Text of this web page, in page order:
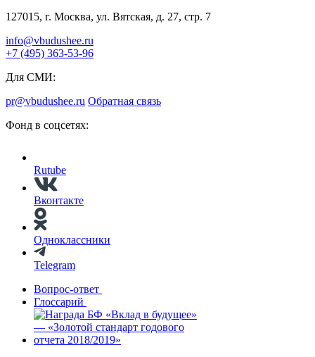
127015, г. Москва, ул. Вятская, д. 27, стр. 7
info@vbudushee.ru
+7 (495) 363-53-96
Для СМИ:
pr@vbudushee.ru Обратная связь
Фонд в соцсетях:
Rutube
Вконтакте
Одноклассники
Telegram
Вопрос-ответ
Глоссарий